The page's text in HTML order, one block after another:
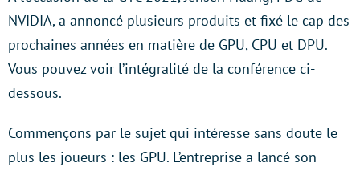
NVIDIA, a annoncé plusieurs produits et fixé le cap des
prochaines années en matière de GPU, CPU et DPU.
Vous pouvez voir l’intégralité de la conférence ci-
dessous.
Commençons par le sujet qui intéresse sans doute le
plus les joueurs : les GPU. L’entreprise a lancé son